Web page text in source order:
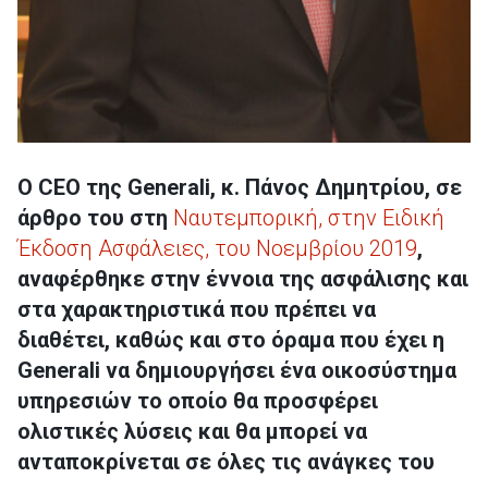
Ο CEO της Generali, κ. Πάνος Δημητρίου, σε
άρθρο του στη Ναυτεμπορική, στην Ειδική
Έκδοση Ασφάλειες, του Νοεμβρίου 2019,
αναφέρθηκε στην έννοια της ασφάλισης και
στα χαρακτηριστικά που πρέπει να
διαθέτει, καθώς και στο όραμα που έχει η
Generali να δημιουργήσει ένα οικοσύστημα
υπηρεσιών το οποίο θα προσφέρει
ολιστικές λύσεις και θα μπορεί να
ανταποκρίνεται σε όλες τις ανάγκες του